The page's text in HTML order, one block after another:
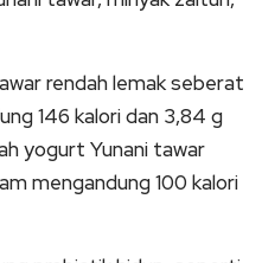
rendah lemak seberat
146 kalori dan 3,84 g
yogurt Yunani tawar
mengandung 100 kalori